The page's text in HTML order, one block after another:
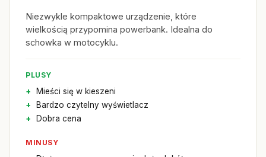
Niezwykle kompaktowe urządzenie, które
wielkością przypomina powerbank. Idealna do
schowka w motocyklu.
PLUSY
Mieści się w kieszeni
Bardzo czytelny wyświetlacz
Dobra cena
MINUSY